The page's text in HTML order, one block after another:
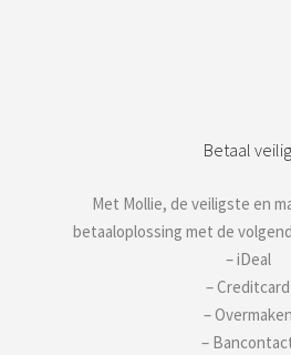
Betaal veilig
Met Mollie, de veiligste en
betaaloplossing met de
– iDeal
– Creditcard
– Overmaken
–